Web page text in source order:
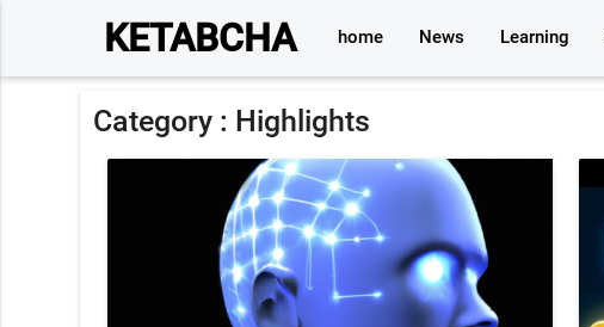
KETABCHA home News Learning
Category : Highlights